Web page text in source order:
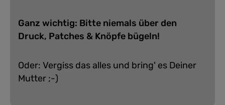
Ganz wichtig: Bitte niemals über den
Druck, Patches & Knöpfe bügeln!
Oder: Vergiss das alles und bring' es Deiner
Mutter ;-)